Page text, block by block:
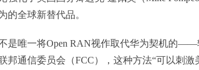
的全球新替代品。
是唯一将Open RAN视作取代华为契机的——
邦通信委员会（FCC），这种方法“可以刺激